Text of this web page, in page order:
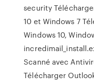
security
10 et Windows 7
Windows 10,
Scanné avec
Télécharger